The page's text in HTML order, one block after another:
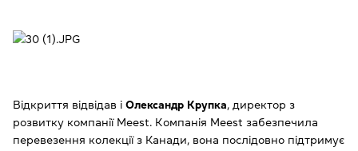
Відкриття відвідав і Олександр Крупка, директор з
розвитку компанії Meest. Компанія Meest забезпечила
перевезення колекції з Канади, вона послідовно підтримує